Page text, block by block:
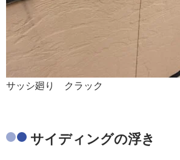
サッシ廻り クラック
サイディングの浮き